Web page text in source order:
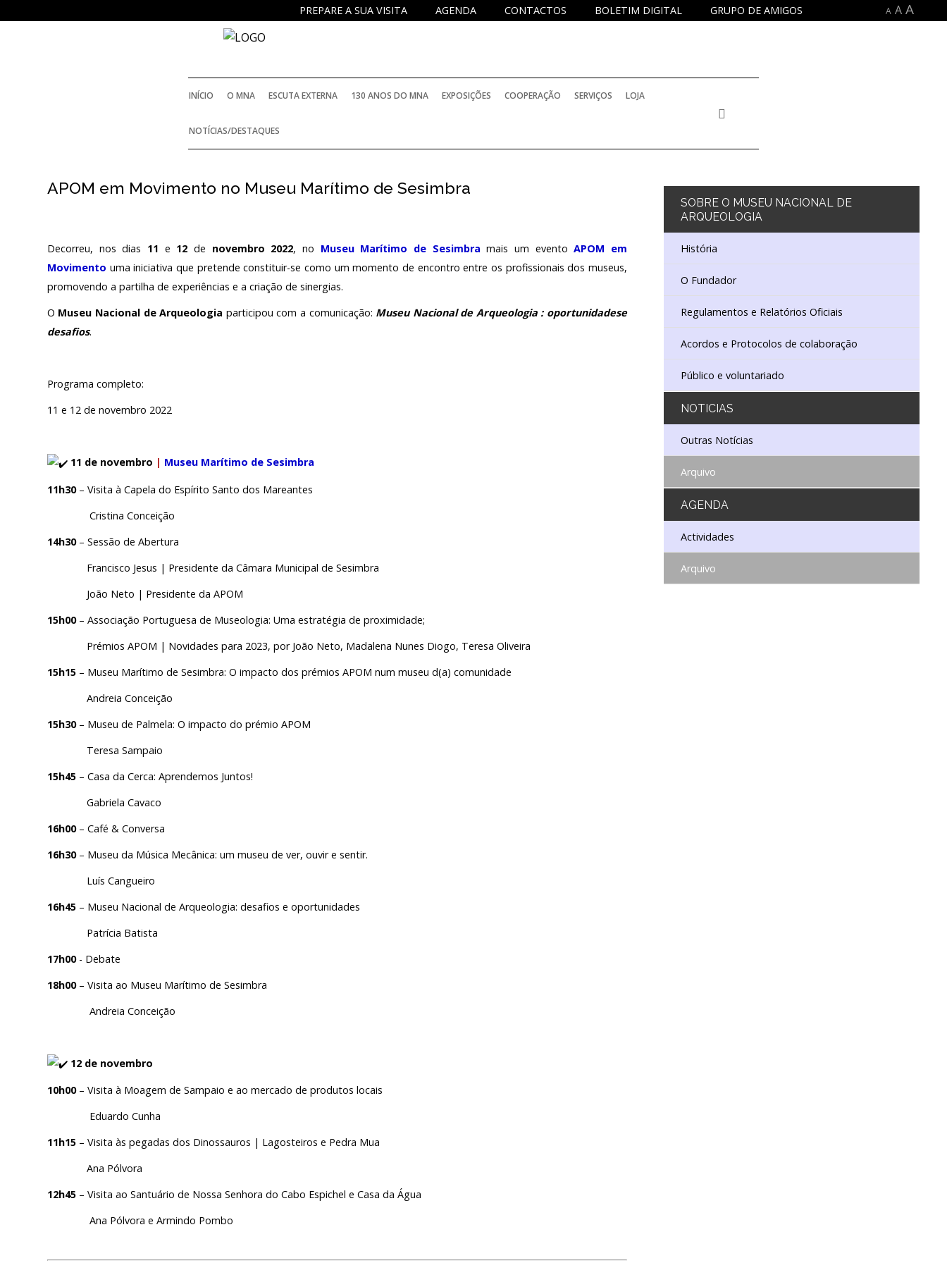
Regulamentos e Relatórios Oficiais
Público e voluntariado
NOTICIAS
Outras Notícias
AGENDA
130 ANOS DO MNA
Cooperação
GRUPO DE AMIGOS
BOLETIM DIGITAL
CONTACTOS
AGENDA
PREPARE A SUA VISITA A A A
INÍCIO O MNA
HISTÓRIA
O FUNDADOR
ACORDOS E PROTOCOLOS DE COLABORAÇÃO
ESCUTA EXTERNA 130 ANOS DO MNA EXPOSIÇÕES
TEMPORÁRIAS
COOPERAÇÃO SERVIÇOS
SERVIÇO DE DOCUMENTAÇÃO
SERVIÇO EDUCATIVO E DE EXTENSÃO CULTURAL
LABORATÓRIO DE CONSERVAÇÃO E RESTAURO
LOJA
NOTÍCIAS/DESTAQUES
APOM em Movimento no Museu Marítimo de Sesimbra
Decorreu, nos dias 11 e 12 de novembro 2022, no Museu Marítimo de Sesimbra mais um eventoAPOM em
Movimento uma iniciativa que pretende constituir-se como um momento de encontro entre os profissionais dos museus,
promovendo a partilha de experiências e a criação de sinergias.
O Museu Nacional de Arqueologia participou com a comunicação: Museu Nacional de Arqueologia : oportunidadese
desafios.
Programa completo:
11 e 12 de novembro 2022
11 de novembro | Museu Marítimo de Sesimbra
11h30– Visita à Capela do Espírito Santo dos Mareantes
Cristina Conceição
14h30– Sessão de Abertura
Francisco Jesus | Presidente da Câmara Municipal de Sesimbra
João Neto | Presidente da APOM
15h00– Associação Portuguesa de Museologia: Uma estratégia de proximidade;
Prémios APOM | Novidades para 2023, por João Neto, Madalena Nunes Diogo, Teresa Oliveira
15h15– Museu Marítimo de Sesimbra: O impacto dos prémios APOM num museu d(a) comunidade
Andreia Conceição
15h30– Museu de Palmela: O impacto do prémio APOM
Teresa Sampaio
15h45– Casa da Cerca: Aprendemos Juntos!
Gabriela Cavaco
16h00– Café & Conversa
16h30– Museu da Música Mecânica: um museu de ver, ouvir e sentir.
Luís Cangueiro
16h45– Museu Nacional de Arqueologia: desafios e oportunidades
Patrícia Batista
17h00- Debate
18h00– Visita ao Museu Marítimo de Sesimbra
Andreia Conceição
12 de novembro
10h00– Visita à Moagem de Sampaio e ao mercado de produtos locais
Eduardo Cunha
11h15– Visita às pegadas dos Dinossauros | Lagosteiros e Pedra Mua
Ana Pólvora
12h45– Visita ao Santuário de Nossa Senhora do Cabo Espichel e Casa da Água
Ana Pólvora e Armindo Pombo
SOBRE O MUSEU NACIONAL DE
ARQUEOLOGIA
História
O Fundador
Regulamentos e Relatórios Oficiais
Acordos e Protocolos de colaboração
Público e voluntariado
NOTICIAS
Outras Notícias
Arquivo
AGENDA
Actividades
Arquivo